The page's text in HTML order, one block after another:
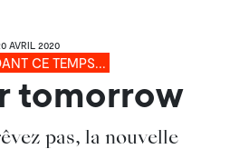
AVRIL 2020
CE TEMPS...
tomorrow
pas, la nouvelle